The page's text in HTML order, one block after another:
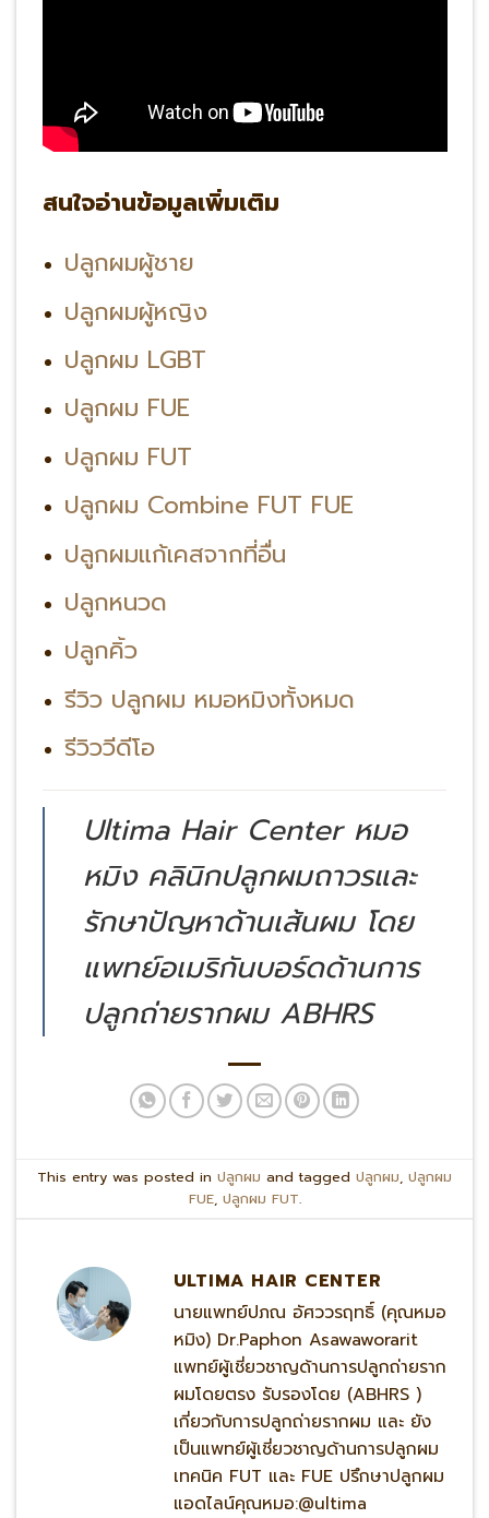
สนใจอ่านข้อมูลเพิ่มเติม
ปลูกผมผู้ชาย
ปลูกผมผู้หญิง
ปลูกผม LGBT
ปลูกผม FUE
ปลูกผม FUT
ปลูกผม Combine FUT FUE
ปลูกผมแก้เคสจากที่อื่น
ปลูกหนวด
ปลูกคิ้ว
รีวิว ปลูกผม หมอหมิงทั้งหมด
รีวิววีดีโอ
Ultima Hair Center หมอ
หมิง คลินิกปลูกผมถาวรและ
รักษาปัญหาด้านเส้นผม โดย
แพทย์อเมริกันบอร์ดด้านการ
ปลูกถ่ายรากผม ABHRS
This entry was posted in ปลูกผม and tagged ปลูกผม, ปลูกผม
FUE, ปลูกผม FUT.
ULTIMA HAIR CENTER
นายแพทย์ปภณ อัศววรฤทธิ์ (คุณหมอ
หมิง) Dr.Paphon Asawaworarit
แพทย์ผู้เชี่ยวชาญด้านการปลูกถ่ายราก
ผมโดยตรง รับรองโดย (ABHRS )
เกี่ยวกับการปลูกถ่ายรากผม และ ยัง
เป็นแพทย์ผู้เชี่ยวชาญด้านการปลูกผม
เทคนิค FUT และ FUE ปรึกษาปลูกผม
แอดไลน์คุณหมอ:@ultima